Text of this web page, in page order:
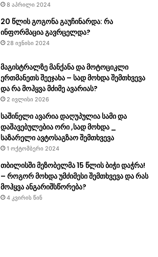
8 აპრილი 2024
20 წლის გოგონა გაუჩინარდა: რა
ინფორმაცია გავრცელდა?
28 ივნისი 2024
მაგისტრალზე მანქანა და მოტოციკლი
ერთმანეთს შეეჯახა – სად მოხდა შემთხვევა
და რა მოჰყვა მძიმე ავარიას?
2 ივლისი 2026
საშინელი ავარია დაღუპულია სამი და
დაშავებულებია ორი ,სად მოხდა _
საზარელი ავტოსაგზაო შემთხვევა
1 ოქტომბერი 2024
თბილისში მეზობელმა 15 წლის ბიჭი დაჭრა!
– როგორ მოხდა უმძიმესი შემთხვევა და რას
მოჰყვა ანგარიშსწორება?
4 კვირის წინ